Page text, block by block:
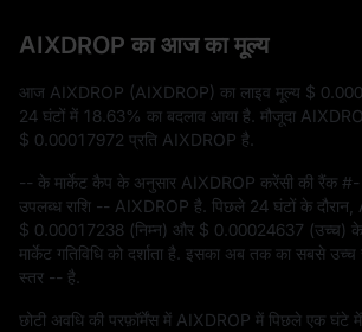
AIXDROP का आज का मूल्य
आज AIXDROP (AIXDROP) का लाइव मूल्य $
24 घंटों में 18.63% का बदलाव आया है. मौजूदा
$ 0.00017972 प्रति AIXDROP है.
-- के मार्केट कैप के अनुसार AIXDROP करेंसी की रैंक #-
उपलब्ध राशि -- AIXDROP है. पिछले 24 घंटों के
$ 0.00017238 (निम्न) और $ 0.00024637 (उच्च)
मार्केट गतिविधि को दर्शाता है. इसका अब तक का सबसे उच्च
स्तर -- है.
छोटी अवधि की परफ़ॉर्मेंस में AIXDROP में पिछले एक घंटे में